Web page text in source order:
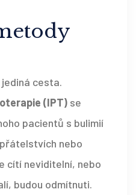
cesta.
(IPT) se
pacientů s bulimií
nebo
cítí neviditelní, nebo
budou odmítnuti.